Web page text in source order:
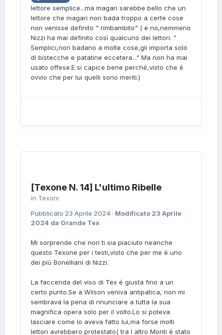
lettore semplice...ma magari sarebbe bello che un
lettore che magari non bada troppo a certe cose
non venisse definito " rimbambito" ( e no,nemmeno
Nizzi ha mai definito così qualcuno dei lettori. "
Semplici,non badano a molte cose,gli importa solo
di bistecche e patatine eccetera..." Ma non ha mai
usato offese.E si capice bene perché,visto che é
ovvio che per lui quelli sono meriti.)
[Texone N. 14] L'ultimo Ribelle
in Texoni
Pubblicato 23 Aprile 2024 · Modificato 23 Aprile
2024 da Grande Tex
Mi sorprende che non ti sia piaciuto neanche
questo Texone per i testi,visto che per me é uno
dei più Bonelliani di Nizzi.
La faccenda del viso di Tex é giusta fino a un
certo punto.Se a Wilson veniva antipatica, non mi
sembrava la pena di rinunciare a tutta la sua
magnifica opera solo per il volto.Lo si poteva
lasciare come lo aveva fatto lui,ma forse molti
lettori avrebbero protestato( tra l altro Monti é stato